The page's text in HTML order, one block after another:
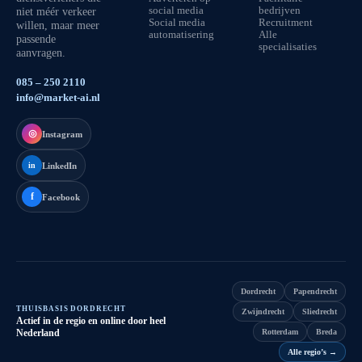
niet méér verkeer
willen, maar meer
passende
aanvragen.
085 – 250 2110
info@market-ai.nl
◎ Instagram
in LinkedIn
f Facebook
social media
Social media
automatisering
bedrijven
Recruitment
Alle
specialisaties
THUISBASIS DORDRECHT
Actief in de regio en online door heel
Nederland
Dordrecht Papendrecht
Zwijndrecht Sliedrecht
Rotterdam Breda
Alle regio’s →